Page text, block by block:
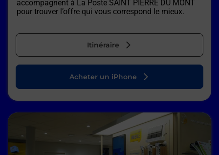
accompagnent à La Poste SAINT PIERRE DU MONT
pour trouver l’offre qui vous correspond le mieux.
Itinéraire
Acheter un iPhone